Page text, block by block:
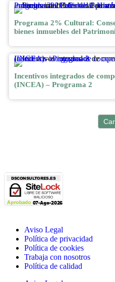
Programa 2% Cultural: Conservación o enriquecimiento de bienes inmuebles
Programa 2% Cultural:
bienes inmuebles del
Incentivos integrados de competitividad y energía en Andalucía (INCEA) – Programa 2
Incentivos integrados de
(INCEA) – Programa 2
Aviso Legal
Política de privacidad
Política de cookies
Trabaja con nosotros
Política de calidad